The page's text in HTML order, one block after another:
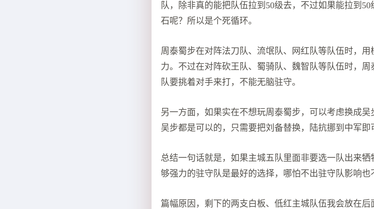
队，除非真的能把队伍拉到50级去，不过如果能拉到
石呢？所以是个死循环。
周泰蜀步在对阵法刀队、流氓队、网红队等队伍时，
力。不过在对阵砍王队、蜀骑队、魏智队等队伍时，
队要挑着对手来打，不能无脑驻守。
另一方面，如果实在不想玩周泰蜀步，可以考虑换成
吴步都是可以的，只需要把刘备替换，陆抗挪到中军即
总结一句话就是，如果主城五队里面非要选一队出来
够强力的驻守队是最好的选择，哪怕不出驻守队影响也
篇幅原因，剩下的两支白板、低红主城队伍我会放在